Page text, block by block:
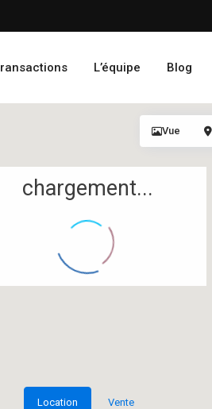
L’équipe Blog
chargement...
Vue
Location Vente